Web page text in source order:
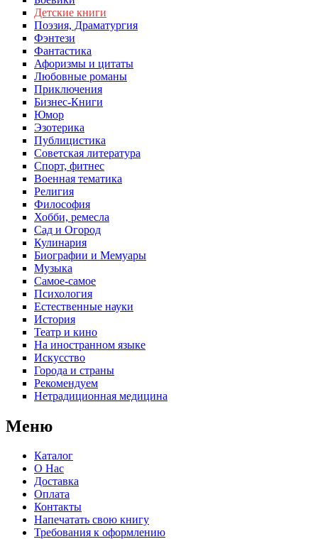
Детские книги
Поэзия, Драматургия
Фэнтези
Фантастика
Афоризмы и цитаты
Любовные романы
Приключения
Бизнес-Книги
Юмор
Эзотерика
Публицистика
Советская литература
Спорт, фитнес
Военная тематика
Религия
Философия
Хобби, ремесла
Сад и Огород
Кулинария
Биографии и Мемуары
Музыка
Самое-самое
Психология
Естественные науки
История
Театр и кино
На иностранном языке
Искусство
Города и страны
Рекомендуем
Нетрадиционная медицина
Меню
Каталог
О Нас
Доставка
Оплата
Контакты
Напечатать свою книгу
Требования к оформлению